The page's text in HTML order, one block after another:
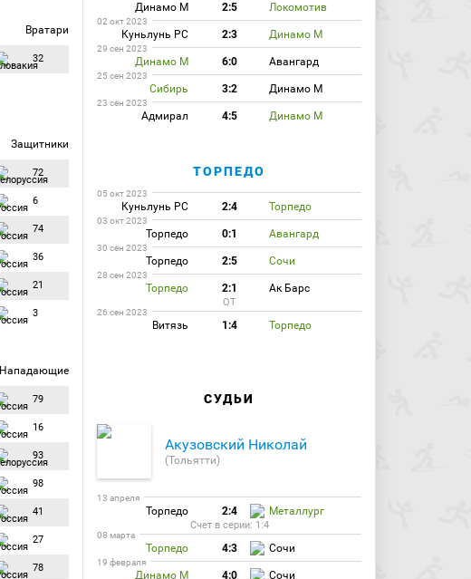
Вратари
32
Защитники
72
6
74
36
21
3
Нападающие
79
16
93
98
41
27
78
Динамо М 2:5 Локомотив
02 окт 2023
Куньлунь РС 2:3 Динамо М
29 сен 2023
Динамо М 6:0 Авангард
25 сен 2023
Сибирь 3:2 Динамо М
23 сен 2023
Адмирал 4:5 Динамо М
ТОРПЕДО
05 окт 2023
Куньлунь РС 2:4 Торпедо
03 окт 2023
Торпедо 0:1 Авангард
30 сен 2023
Торпедо 2:5 Сочи
28 сен 2023
Торпедо 2:1 Ак Барс
ОТ
26 сен 2023
Витязь 1:4 Торпедо
СУДЬИ
Акузовский Николай
(Тольятти)
13 апреля
Торпедо 2:4 Металлург
Счет в серии: 1:4
08 марта
Торпедо 4:3 Сочи
19 февраля
Динамо М 4:0 Сочи